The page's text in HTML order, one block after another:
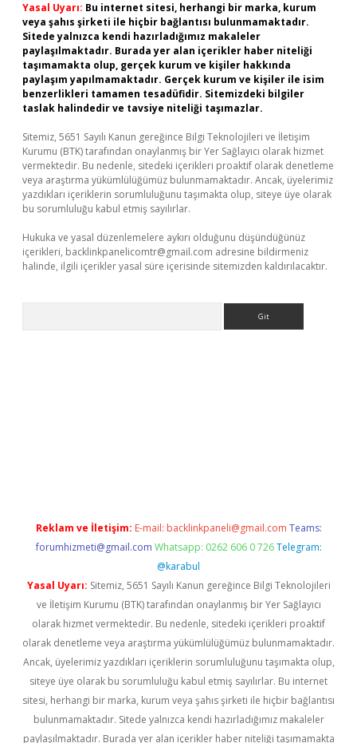
Yasal Uyarı: Bu internet sitesi, herhangi bir marka, kurum
veya şahıs şirketi ile hiçbir bağlantısı bulunmamaktadır.
Sitede yalnızca kendi hazırladığımız makaleler
paylaşılmaktadır. Burada yer alan içerikler haber niteliği
taşımamakta olup, gerçek kurum ve kişiler hakkında
paylaşım yapılmamaktadır. Gerçek kurum ve kişiler ile isim
benzerlikleri tamamen tesadüfidir. Sitemizdeki bilgiler
taslak halindedir ve tavsiye niteliği taşımazlar.
Sitemiz, 5651 Sayılı Kanun gereğince Bilgi Teknolojileri ve İletişim
Kurumu (BTK) tarafından onaylanmış bir Yer Sağlayıcı olarak hizmet
vermektedir. Bu nedenle, sitedeki içerikleri proaktif olarak denetleme
veya araştırma yükümlülüğümüz bulunmamaktadır. Ancak, üyelerimiz
yazdıkları içeriklerin sorumluluğunu taşımakta olup, siteye üye olarak
bu sorumluluğu kabul etmiş sayılırlar.
Hukuka ve yasal düzenlemelere aykırı olduğunu düşündüğünüz
içerikleri, backlinkpanelicomtr@gmail.com adresine bildirmeniz
halinde, ilgili içerikler yasal süre içerisinde sitemizden kaldırılacaktır.
Reklam ve İletişim: E-mail: backlinkpaneli@gmail.com Teams:
forumhizmeti@gmail.com Whatsapp: 0262 606 0 726 Telegram:
@karabul
Yasal Uyarı: Sitemiz, 5651 Sayılı Kanun gereğince Bilgi Teknolojileri
ve İletişim Kurumu (BTK) tarafından onaylanmış bir Yer Sağlayıcı
olarak hizmet vermektedir. Bu nedenle, sitedeki içerikleri proaktif
olarak denetleme veya araştırma yükümlülüğümüz bulunmamaktadır.
Ancak, üyelerimiz yazdıkları içeriklerin sorumluluğunu taşımakta olup,
siteye üye olarak bu sorumluluğu kabul etmiş sayılırlar. Bu internet
sitesi, herhangi bir marka, kurum veya şahıs şirketi ile hiçbir bağlantısı
bulunmamaktadır. Sitede yalnızca kendi hazırladığımız makaleler
paylaşılmaktadır. Burada yer alan içerikler haber niteliği taşımamakta